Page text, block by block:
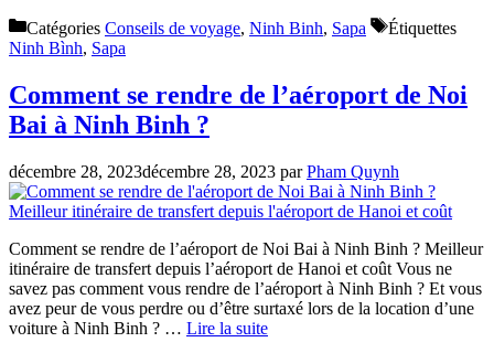
Catégories Conseils de voyage, Ninh Binh, Sapa
Étiquettes
Ninh Bình, Sapa
Comment se rendre de l’aéroport de Noi
Bai à Ninh Binh ?
décembre 28, 2023décembre 28, 2023 parPham Quynh
Comment se rendre de l’aéroport de Noi Bai à Ninh Binh ? Meilleur
itinéraire de transfert depuis l’aéroport de Hanoi et coût Vous ne
savez pas comment vous rendre de l’aéroport à Ninh Binh ? Et vous
avez peur de vous perdre ou d’être surtaxé lors de la location d’une
voiture à Ninh Binh ? … Lire la suite